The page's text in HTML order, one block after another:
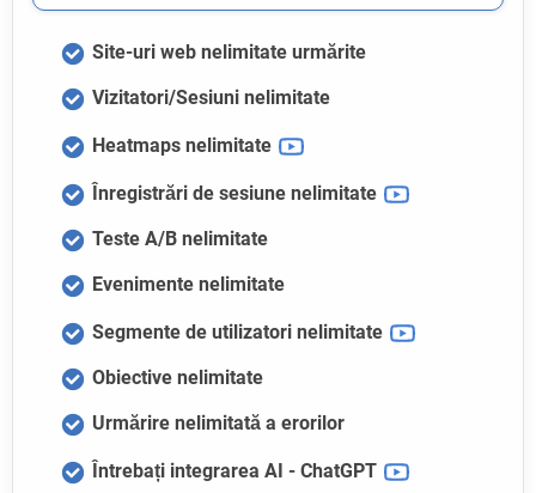
Site-uri web nelimitate urmărite
Vizitatori/Sesiuni nelimitate
Heatmaps nelimitate
Înregistrări de sesiune nelimitate
Teste A/B nelimitate
Evenimente nelimitate
Segmente de utilizatori nelimitate
Obiective nelimitate
Urmărire nelimitată a erorilor
Întrebați integrarea AI - ChatGPT